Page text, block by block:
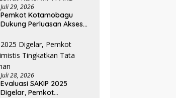
Juli 29, 2026
Pemkot Kotamobagu
Dukung Perluasan Akses
TPAKD
Juli 28, 2026
Evaluasi SAKIP 2025
Digelar, Pemkot